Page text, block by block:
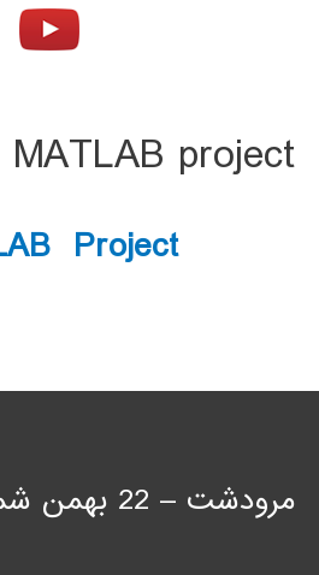
MATLAB project
Project
مرودشت – 22 بهمن شمالی